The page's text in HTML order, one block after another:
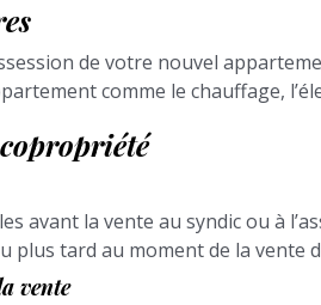
de votre nouvel
comme le chauffage,
avant la vente au syndic ou à
plus tard au moment de la vente
vente